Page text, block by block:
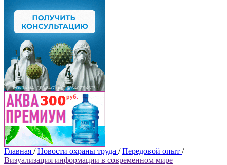
Главная / Новости охраны труда / Передовой опыт /
Визуализация информации в современном мире